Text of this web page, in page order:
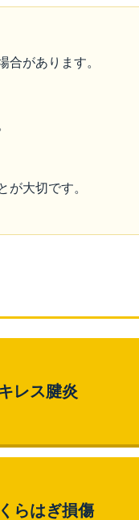
合があります。
が大切です。
レス腱炎
らはぎ損傷